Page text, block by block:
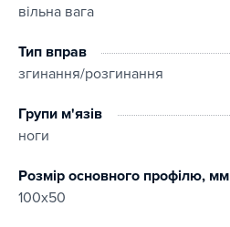
вільна вага
Тип вправ
згинання/розгинання
Групи м'язів
ноги
Розмір основного профілю, мм
100х50